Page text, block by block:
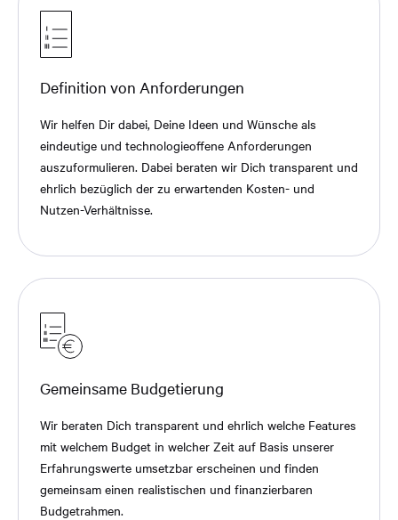
Definition von Anforderungen
Wir helfen Dir dabei, Deine Ideen und Wünsche als
eindeutige und technologieoffene Anforderungen
auszuformulieren. Dabei beraten wir Dich transparent und
ehrlich bezüglich der zu erwartenden Kosten- und
Nutzen-Verhältnisse.
Gemeinsame Budgetierung
Wir beraten Dich transparent und ehrlich welche Features
mit welchem Budget in welcher Zeit auf Basis unserer
Erfahrungswerte umsetzbar erscheinen und finden
gemeinsam einen realistischen und finanzierbaren
Budgetrahmen.